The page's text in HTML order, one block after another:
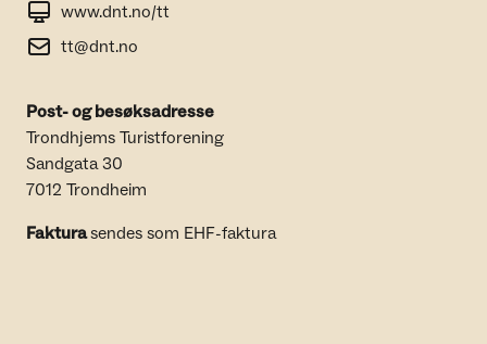
www.dnt.no/tt
tt@dnt.no
Post- og besøksadresse
Trondhjems Turistforening
Sandgata 30
7012 Trondheim
Fakturasendes som EHF-faktura